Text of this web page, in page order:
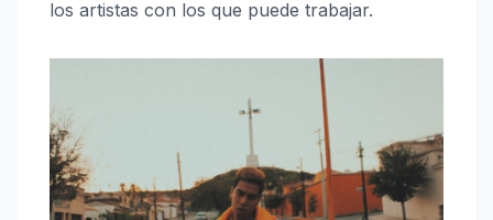
los artistas con los que puede trabajar.